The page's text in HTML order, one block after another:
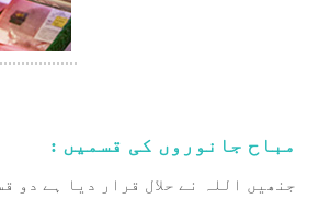
مباح جانوروں کی قسمیں :
جنھیں اللہ نے حلال قرار دیا ہے دو